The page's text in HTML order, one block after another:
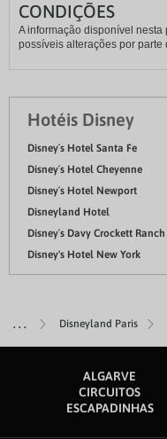
Disneyland Paris
CONDIÇÕES
A informação disponível
possíveis alterações por parte
Hotéis Disney
Disney´s Hotel Santa Fe
Disney´s Hotel Cheyenne
Disney´s Hotel Newport
Disneyland Hotel
Disney´s Davy Crockett Ranch
Disney's Hotel New York
ALGARVE
CIRCUITOS
ESCAPADINHAS